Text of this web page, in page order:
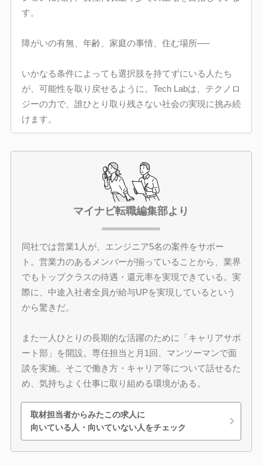
す。
障がいの有無、年齢、家庭の事情、住む場所──
いかなる条件によっても選択肢を持てずにいる人たち
が、可能性を取り戻せるように。Tech Labは、テクノロ
ジーの力で、誰ひとり取り残さない社会の実現に挑み続
けます。
マイナビ転職編集部より
同社では営業1人が、エンジニア5名の案件をサポー
ト。営業力のあるメンバーが揃っていることから、業界
でもトップクラスの待遇・還元率を実現できている。実
際に、中途入社者全員が給与UPを実現しているという
から驚きだ。
また一人ひとりの長期的な活躍のために「キャリアサポ
ート部」を開設。専任担当と月1回、マンツーマンで面
談を実施。そこで働き方・キャリア等について話せるた
め、気持ちよく仕事に取り組める環境がある。
取材担当者からみたこの求人に
向いている人・向いていない人をチェック